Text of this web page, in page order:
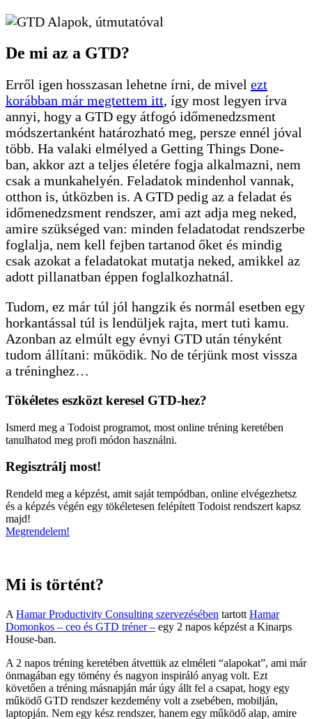
De mi az a GTD?
Erről igen hosszasan lehetne írni, de mivel ezt
korábban már megtettem itt, így most legyen írva
annyi, hogy a GTD egy átfogó időmenedzsment
módszertanként határozható meg, persze ennél jóval
több. Ha valaki elmélyed a Getting Things Done-
ban, akkor azt a teljes életére fogja alkalmazni, nem
csak a munkahelyén. Feladatok mindenhol vannak,
otthon is, útközben is. A GTD pedig az a feladat és
időmenedzsment rendszer, ami azt adja meg neked,
amire szükséged van: minden feladatodat rendszerbe
foglalja, nem kell fejben tartanod őket és mindig
csak azokat a feladatokat mutatja neked, amikkel az
adott pillanatban éppen foglalkozhatnál.
Tudom, ez már túl jól hangzik és normál esetben egy
horkantással túl is lendüljek rajta, mert tuti kamu.
Azonban az elmúlt egy évnyi GTD után tényként
tudom állítani: működik. No de térjünk most vissza
a tréninghez…
Tökéletes eszközt keresel GTD-hez?
Ismerd meg a Todoist programot, most online tréning keretében
tanulhatod meg profi módon használni.
Regisztrálj most!
Rendeld meg a képzést, amit saját tempódban, online elvégezhetsz
és a képzés végén egy tökéletesen felépített Todoist rendszert kapsz
majd!
Megrendelem!
Mi is történt?
A Hamar Productivity Consulting szervezésében tartott Hamar
Domonkos – ceo és GTD tréner – egy 2 napos képzést a Kinarps
House-ban.
A 2 napos tréning keretében átvettük az elméleti “alapokat”, ami már
önmagában egy tömény és nagyon inspiráló anyag volt. Ezt
követően a tréning másnapján már úgy állt fel a csapat, hogy egy
működő GTD rendszer kezdemény volt a zsebében, mobilján,
laptopján. Nem egy kész rendszer, hanem egy működő alap, amire